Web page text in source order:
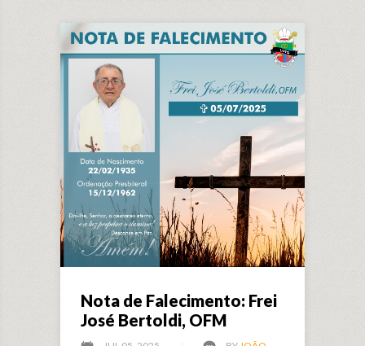
Nota de Falecimento: Frei
José Bertoldi, OFM